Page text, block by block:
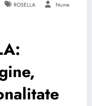
ROSELLA Nume